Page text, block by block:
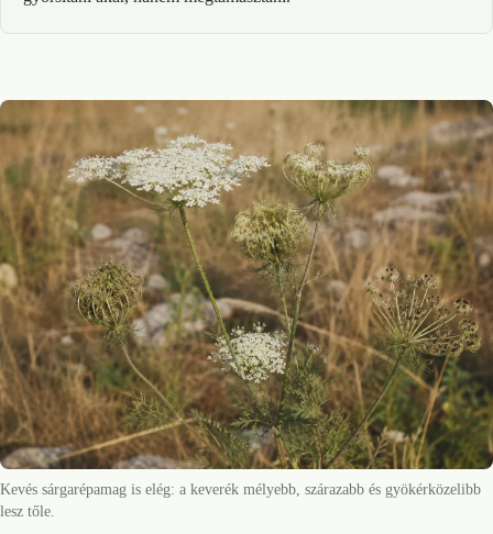
Kevés sárgarépamag is elég: a keverék mélyebb, szárazabb és gyökérközelibb
lesz tőle.